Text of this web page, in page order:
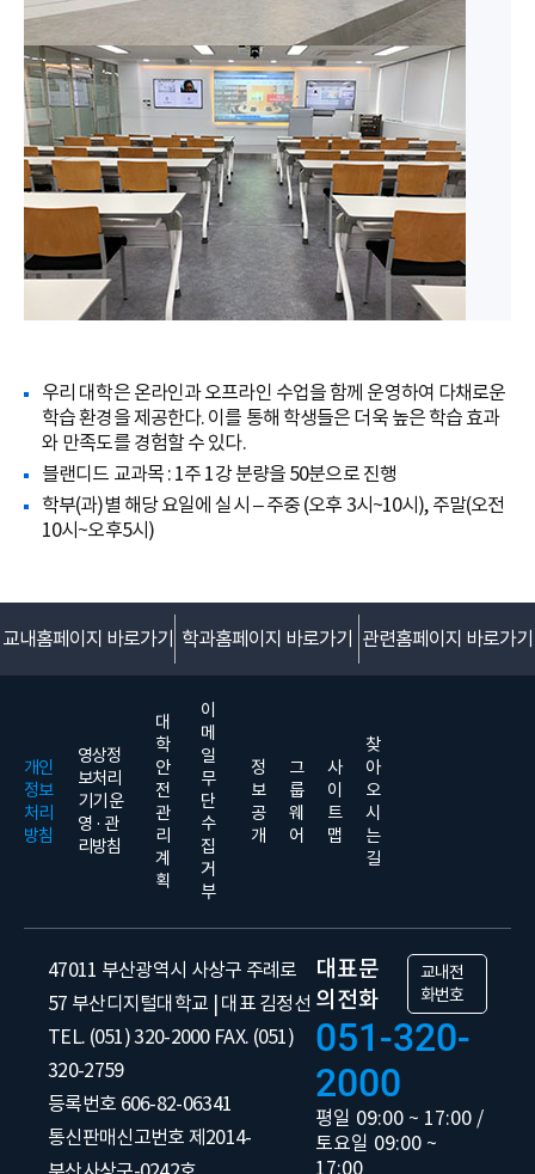
우리 대학은 온라인과 오프라인 수업을 함께 운영하여 다채로운
학습 환경을 제공한다. 이를 통해 학생들은 더욱 높은 학습 효과
와 만족도를 경험할 수 있다.
블랜디드 교과목 : 1주 1강 분량을 50분으로 진행
학부(과)별 해당 요일에 실시 – 주중 (오후 3시~10시), 주말(오전
10시~오후5시)
교내홈페이지 바로가기 학과홈페이지 바로가기 관련홈페이지 바로가기
개인
정보
처리
방침
영상정
보처리
기기 운
영 · 관
리방침
대
학
안
전
관
리
계
획
이
메
일
무
단
수
집
거
부
정
보
공
개
그
룹
웨
어
사
이
트
맵
찾
아
오
시
는
길
47011 부산광역시 사상구 주례로
57 부산디지털대학교 | 대표 김정선
TEL. (051) 320-2000 FAX. (051)
320-2759
등록번호 606-82-06341
통신판매신고번호 제2014-
대표문
의전화
교내전
화번호
051-320-
2000
평일 09:00 ~ 17:00 /
토요일 09:00 ~
17:00